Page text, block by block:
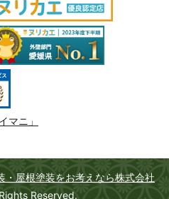
・屋根塗装をお考えなら株式会社
Reserved.